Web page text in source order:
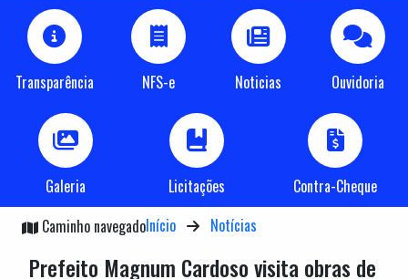
Transparência NFS-e Noticias Ouvidoria
Galeria Licitações
Contra-Cheque
Caminho navegadoInício Notícias
Prefeito Magnum Cardoso visita obras de